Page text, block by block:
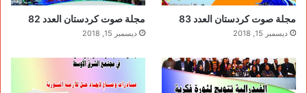
مجلة صوت كردستان العدد 83
ديسمبر 15, 2018
مجلة صوت كردستان العدد 82
ديسمبر 15, 2018